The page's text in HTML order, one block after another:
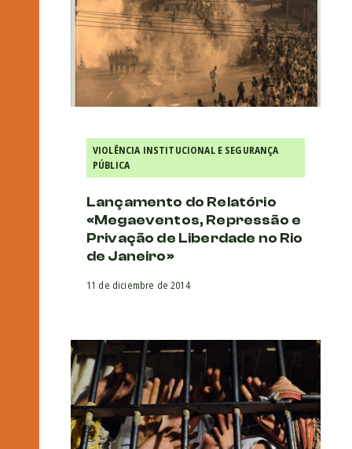
VIOLÊNCIA INSTITUCIONAL E SEGURANÇA
PÚBLICA
Lançamento do Relatório
«Megaeventos, Repressão e
Privação de Liberdade no Rio
de Janeiro»
11 de diciembre de 2014